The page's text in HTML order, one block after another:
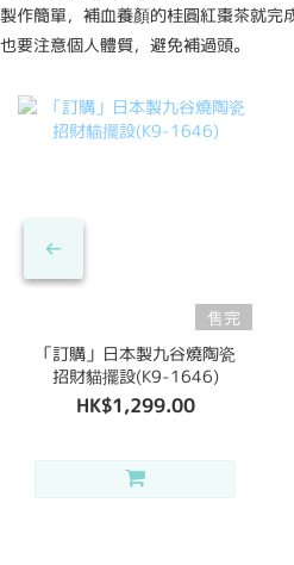
製作簡單，補血養顏的桂圓紅棗茶就完
也要注意個人體質，避免補過頭。
售完
「訂購」日本製九谷燒陶瓷
招財貓擺設(K9-1646)
HK$1,299.00